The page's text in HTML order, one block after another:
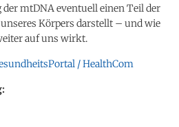
mtDNA eventuell einen Teil der
Körpers darstellt – und wie
auf uns wirkt.
/ HealthCom